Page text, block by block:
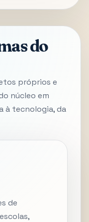
do
próprios e
núcleo em
à tecnologia, da
de